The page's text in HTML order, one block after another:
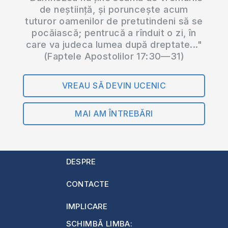
de neștiință, și poruncește acum
tuturor oamenilor de pretutindeni să se
pocăiască; pentrucă a rînduit o zi, în
care va judeca lumea după dreptate..."
(Faptele Apostolilor 17:30—31)
VREAU SĂ DEVIN UCENIC
MAI AM ÎNTREBĂRI
DESPRE
CONTACTE
IMPLICARE
SCHIMBĂ LIMBA: